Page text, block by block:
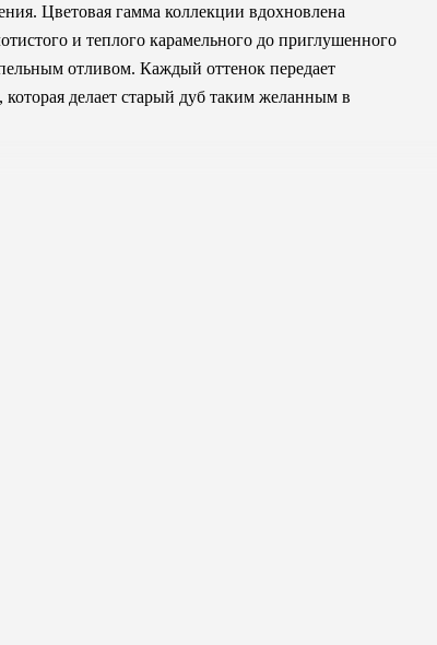
Цветовая гамма коллекции вдохновлена
и теплого карамельного до приглушенного
отливом. Каждый оттенок передает
делает старый дуб таким желанным в
паркет или массивную доску.